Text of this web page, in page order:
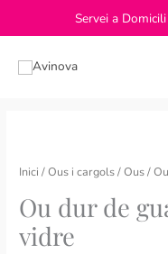
Servei a
Inici /Ous i cargols/Ous/
Ou dur de
vidre